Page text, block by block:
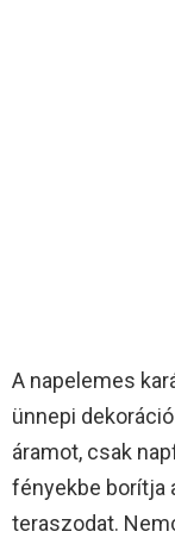
A napelemes
ünnepi
áramot, csak
fényekbe borítja
teraszodat.